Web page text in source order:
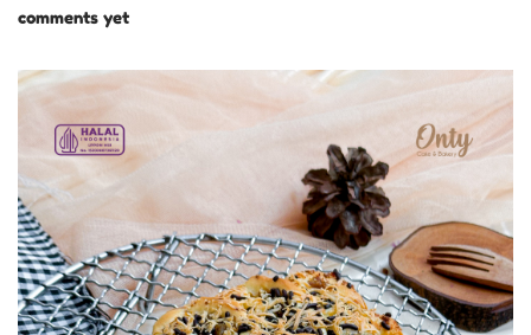
o
t
o
n
u
,
2
5
e
n
comments yet